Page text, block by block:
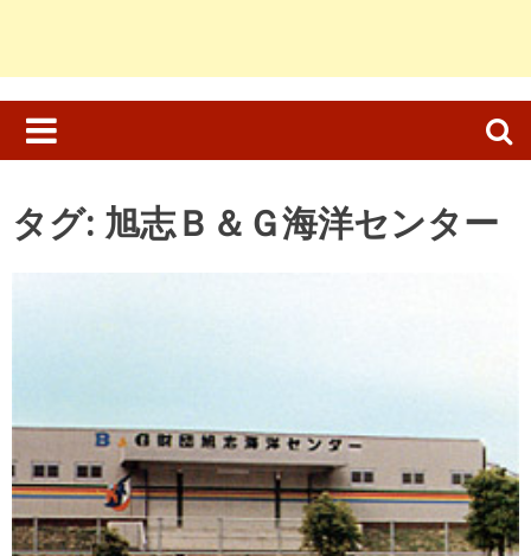
検
索:
タグ: 旭志Ｂ＆Ｇ海洋センター